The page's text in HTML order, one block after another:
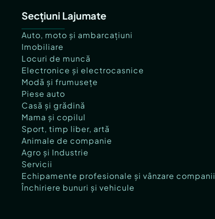
Secțiuni Lajumate
Auto, moto și ambarcațiuni
Imobiliare
Locuri de muncă
Electronice și electrocasnice
Modă și frumusețe
Piese auto
Casă și grădină
Mama și copilul
Sport, timp liber, artă
Animale de companie
Agro și Industrie
Servicii
Echipamente profesionale și vânzare companii
Închiriere bunuri și vehicule